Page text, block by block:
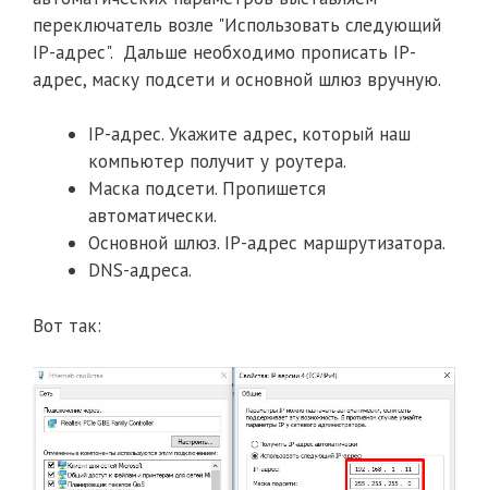
переключатель возле "Использовать следующий
IP-адрес". Дальше необходимо прописать IP-
адрес, маску подсети и основной шлюз вручную.
IP-адрес. Укажите адрес, который наш
компьютер получит у роутера.
Маска подсети. Пропишется
автоматически.
Основной шлюз. IP-адрес маршрутизатора.
DNS-адреса.
Вот так: